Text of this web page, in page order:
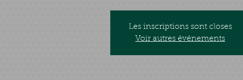
Les inscriptions sont closes
Voir autres événements